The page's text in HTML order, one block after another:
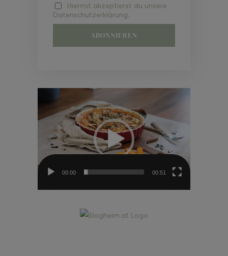
Hiermit akzeptierst du unsere
Datenschutzerklärung.
Video-
00:00 00:51